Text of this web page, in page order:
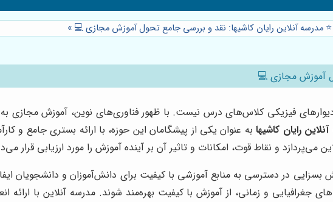
⭐️ مدرسه آنلاین رایان کاشیها: نقد و بررسی جامع تحول آموزش مجازی 💻 »
آموزش مجازی 💻
فیزیکی کلاس‌های درس نیست. با ظهور فناوری‌های نوین، آموزش مجازی
رایان کاشیهابه عنوان یکی از پیشگامان این حوزه، با ارائه بستری جامع و
می‌پردازد و نقاط قوت، امکانات و تاثیر آن بر آینده آموزش را مورد ارزیابی قرار
بسزایی در دسترسی به منابع آموزشی با کیفیت برای دانش‌آموزان و دانشجویان
جغرافیایی و زمانی، از آموزش با کیفیت بهره‌مند شوند. مدرسه آنلاین با ارائه